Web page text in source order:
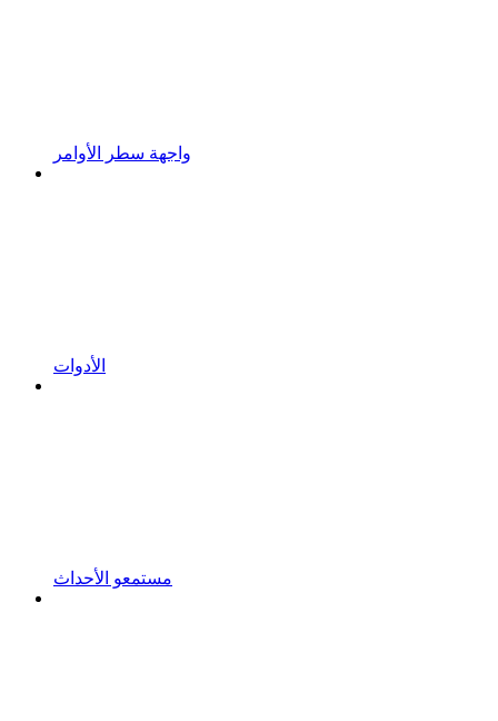
واجهة سطر الأوامر
الأدوات
مستمعو الأحداث